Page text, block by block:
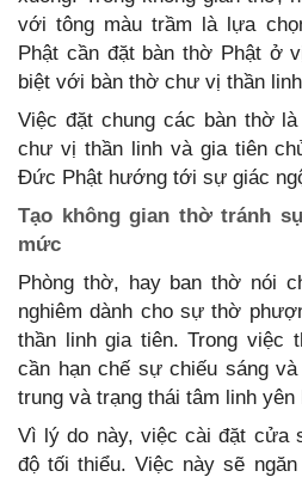
với tông màu trầm là lựa
Phật cần đặt bàn thờ Phật ở
biệt với bàn thờ chư vị thần
Việc đặt chung các bàn thờ
chư vị thần linh và gia tiên
Đức Phật hướng tới sự giác
Tạo không gian thờ tránh
mức
Phòng thờ, hay ban thờ nói
nghiêm dành cho sự thờ
thần linh gia tiên. Trong việc
cần hạn chế sự chiếu sáng
trung và trạng thái tâm linh yên
Vì lý do này, việc cài đặt cửa
độ tối thiểu. Việc này sẽ